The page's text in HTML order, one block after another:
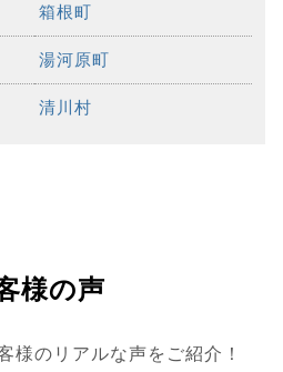
箱根町
湯河原町
清川村
様の声
様のリアルな声をご紹介！